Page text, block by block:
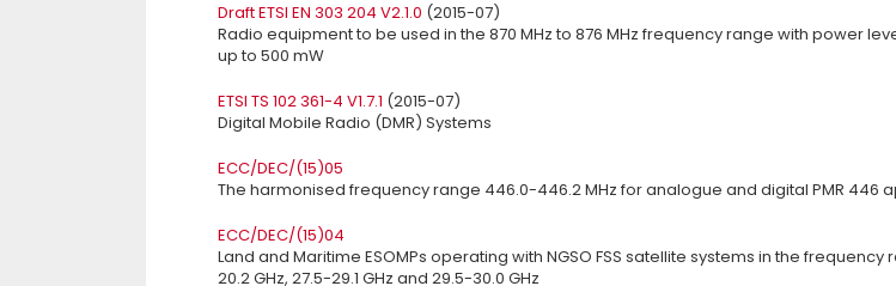
Draft ETSI EN 303 204 V2.1.0 (2015-07)
Radio equipment to be used in the 870 MHz to 876 MHz frequency range with power
up to 500 mW
ETSI TS 102 361-4 V1.7.1 (2015-07)
Digital Mobile Radio (DMR) Systems
ECC/DEC/(15)05
The harmonised frequency range 446.0-446.2 MHz for analogue and digital PMR 446
ECC/DEC/(15)04
Land and Maritime ESOMPs operating with NGSO FSS satellite systems in the frequency
20.2 GHz, 27.5-29.1 GHz and 29.5-30.0 GHz